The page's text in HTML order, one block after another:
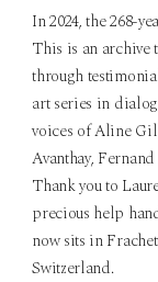
In 2024, the 268-
This is an archive
through
art series in
voices of Aline
Avanthay,
Thank you to
precious help
now sits in
Switzerland.